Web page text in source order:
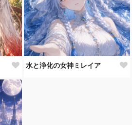
水と浄化の女神ミレイア